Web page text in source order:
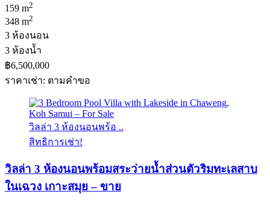
159 m2
348 m2
3 ห้องนอน
3 ห้องน้ำ
฿6,500,000
ราคาเช่า: ตามคําขอ
วิลล่า 3 ห้องนอนพร้อ ..
สิทธิการเช่า!
วิลล่า 3 ห้องนอนพร้อมสระว่ายน้ำส่วนตัวริมทะเลสาบ
ในเฉวง เกาะสมุย – ขาย